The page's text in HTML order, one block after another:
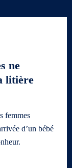
ne
litière
femmes
d’un bébé